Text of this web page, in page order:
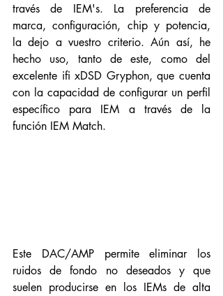
través de IEM's. La preferencia de
marca, configuración, chip y potencia,
la dejo a vuestro criterio. Aún así, he
hecho uso, tanto de este, como del
excelente ifi xDSD Gryphon, que cuenta
con la capacidad de configurar un perfil
específico para IEM a través de la
función IEM Match.
Este DAC/AMP permite eliminar los
ruidos de fondo no deseados y que
suelen producirse en los IEMs de alta